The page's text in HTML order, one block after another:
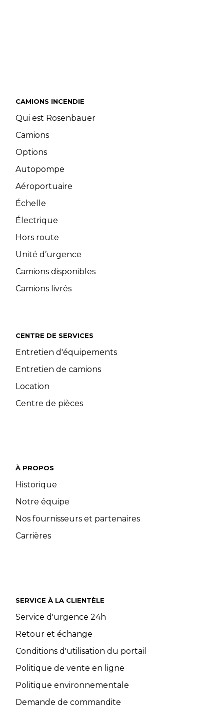
CAMIONS INCENDIE
Qui est Rosenbauer
Camions
Options
Autopompe
Aéroportuaire
Échelle
Électrique
Hors route
Unité d’urgence
Camions disponibles
Camions livrés
CENTRE DE SERVICES
Entretien d'équipements
Entretien de camions
Location
Centre de pièces
À PROPOS
Historique
Notre équipe
Nos fournisseurs et partenaires
Carrières
SERVICE À LA CLIENTÈLE
Service d'urgence 24h
Retour et échange
Conditions d'utilisation du portail
Politique de vente en ligne
Politique environnementale
Demande de commandite